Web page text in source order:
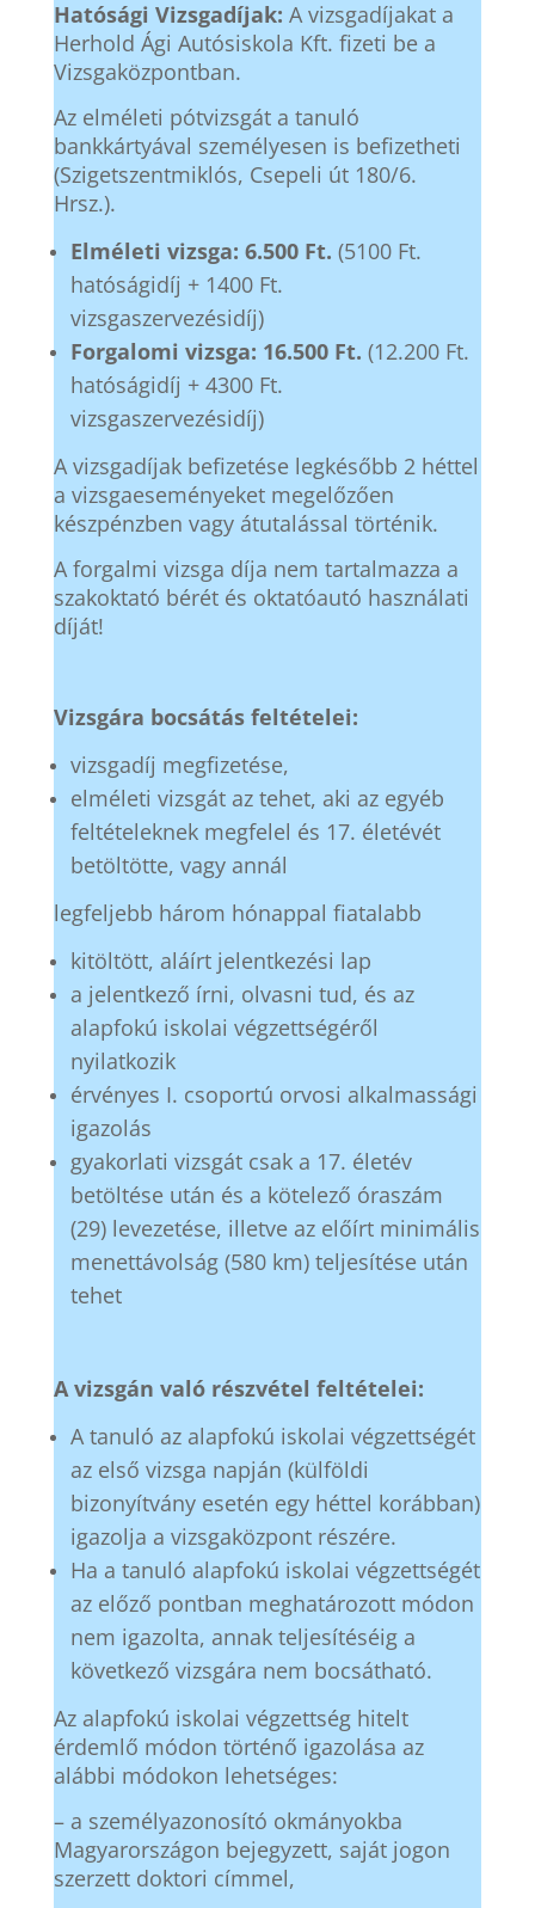
Hatósági Vizsgadíjak: A vizsgadíjakat a
Herhold Ági Autósiskola Kft. fizeti be a
Vizsgaközpontban.
Az elméleti pótvizsgát a tanuló
bankkártyával személyesen is befizetheti
(Szigetszentmiklós, Csepeli út 180/6.
Hrsz.).
Elméleti vizsga: 6.500 Ft. (5100 Ft.
hatóságidíj + 1400 Ft.
vizsgaszervezésidíj)
Forgalomi vizsga: 16.500 Ft. (12.200 Ft.
hatóságidíj + 4300 Ft.
vizsgaszervezésidíj)
A vizsgadíjak befizetése legkésőbb 2 héttel
a vizsgaeseményeket megelőzően
készpénzben vagy átutalással történik.
A forgalmi vizsga díja nem tartalmazza a
szakoktató bérét és oktatóautó használati
díját!
Vizsgára bocsátás feltételei:
vizsgadíj megfizetése,
elméleti vizsgát az tehet, aki az egyéb
feltételeknek megfelel és 17. életévét
betöltötte, vagy annál
legfeljebb három hónappal fiatalabb
kitöltött, aláírt jelentkezési lap
a jelentkező írni, olvasni tud, és az
alapfokú iskolai végzettségéről
nyilatkozik
érvényes I. csoportú orvosi alkalmassági
igazolás
gyakorlati vizsgát csak a 17. életév
betöltése után és a kötelező óraszám
(29) levezetése, illetve az előírt minimális
menettávolság (580 km) teljesítése után
tehet
A vizsgán való részvétel feltételei:
A tanuló az alapfokú iskolai végzettségét
az első vizsga napján (külföldi
bizonyítvány esetén egy héttel korábban)
igazolja a vizsgaközpont részére.
Ha a tanuló alapfokú iskolai végzettségét
az előző pontban meghatározott módon
nem igazolta, annak teljesítéséig a
következő vizsgára nem bocsátható.
Az alapfokú iskolai végzettség hitelt
érdemlő módon történő igazolása az
alábbi módokon lehetséges:
– a személyazonosító okmányokba
Magyarországon bejegyzett, saját jogon
szerzett doktori címmel,